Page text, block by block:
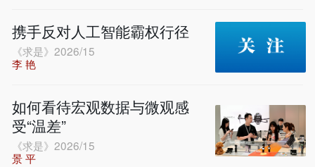
携手反对人工智能霸权行径
《求是》2026/15
李 艳
如何看待宏观数据与微观感
受“温差”
《求是》2026/15
景 平